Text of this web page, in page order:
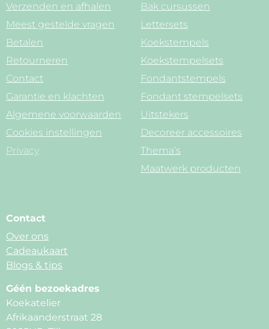
Verzenden en afhalen
Meest gestelde vragen
Betalen
Retourneren
Contact
Garantie en klachten
Algemene voorwaarden
Cookies instellingen
Privacy
Bak cursussen
Lettersets
Koekstempels
Koekstempelsets
Fondantstempels
Fondant stempelsets
Uitstekers
Decoreer accessoires
Thema’s
Maatwerk producten
Contact
Over ons
Cadeaukaart
Blogs & tips
Géén bezoekadres
Koekatelier
Afrikaanderstraat 28